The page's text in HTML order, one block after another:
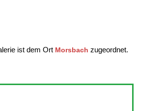
ist dem Ort Morsbach zugeordnet.